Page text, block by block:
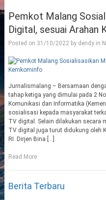
Pemkot Malang
Digital, sesuai Arahan
Posted on 31/10/2022by dendyin
Jurnalismalang – Bersamaan
tahap ketiga yang dimulai pada 2
Komunikasi dan Informatika
sosialisasi kepada masyarakat
TV digital. Selain dilakukan
TV digital juga turut didukung oleh
RI. Dirjen Bina […]
Read More
Berita Terbaru